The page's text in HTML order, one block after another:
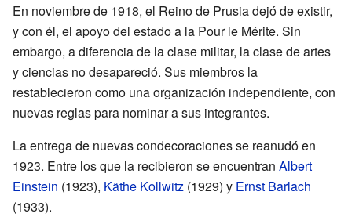
En noviembre de 1918, el Reino de Prusia dejó de existir,
y con él, el apoyo del estado a la Pour le Mérite. Sin
embargo, a diferencia de la clase militar, la clase de artes
y ciencias no desapareció. Sus miembros la
restablecieron como una organización independiente, con
nuevas reglas para nominar a sus integrantes.
La entrega de nuevas condecoraciones se reanudó en
1923. Entre los que la recibieron se encuentran Albert
Einstein (1923), Käthe Kollwitz (1929) y Ernst Barlach
(1933).